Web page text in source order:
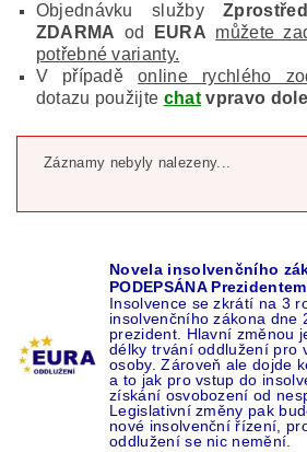
Objednávku služby
ZDARMA od EURA můžete
potřebné varianty.
V případěonline rychlého
dotazu použijte chatvpravo dole
Záznamy nebyly nalezeny...
Novela insolvenčního
PODEPSÁNA
Insolvence se zkrátí na 3
insolvenčního zákona dne
prezident. Hlavní změnou
délky trvání oddlužení pro
osoby. Zároveň ale dojde
a to jak pro vstup do
získání osvobození od
Legislativní změny pak
nové insolvenční řízení,
oddlužení se nic nemění.